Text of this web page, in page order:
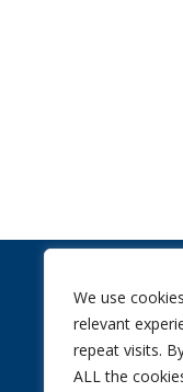
We use
relevant
repeat visits.
ALL the